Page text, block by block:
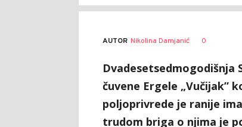
AUTOR Nikolina Damjanić 0
Dvadesetsedmogodišnja
čuvene Ergele „Vučijak”
poljoprivrede je ranije
trudom briga o njima je